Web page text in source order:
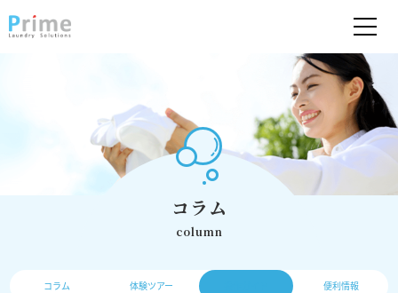
コラム
column
コラム 体験ツアー 便利情報